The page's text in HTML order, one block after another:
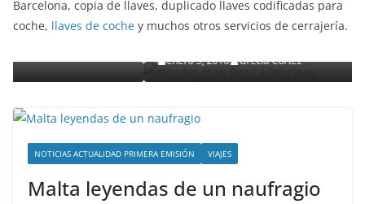
Barcelona, copia de llaves, duplicado llaves codificadas para
coche, llaves de coche y muchos otros servicios de cerrajería.
Slender Man llega al cine y te mostramos todos
detalles
enero 3, 2018 Grecia Cortez
NOTICIAS ACTUALIDAD PRIMERA EMISIÓN VIAJES
Malta leyendas de un naufragio